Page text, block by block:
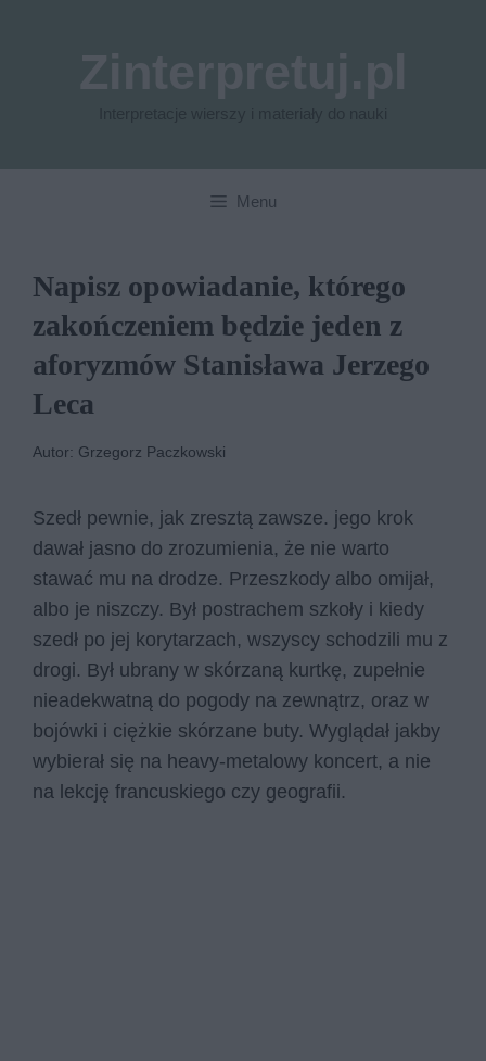
Menu
Napisz opowiadanie, którego
zakończeniem będzie jeden z
aforyzmów Stanisława Jerzego
Leca
Autor: Grzegorz Paczkowski
Szedł pewnie, jak zresztą zawsze. jego krok
dawał jasno do zrozumienia, że nie warto
stawać mu na drodze. Przeszkody albo omijał,
albo je niszczy. Był postrachem szkoły i kiedy
szedł po jej korytarzach, wszyscy schodzili mu z
drogi. Był ubrany w skórzaną kurtkę, zupełnie
nieadekwatną do pogody na zewnątrz, oraz w
bojówki i ciężkie skórzane buty. Wyglądał jakby
wybierał się na heavy-metalowy koncert, a nie
na lekcję francuskiego czy geografii.